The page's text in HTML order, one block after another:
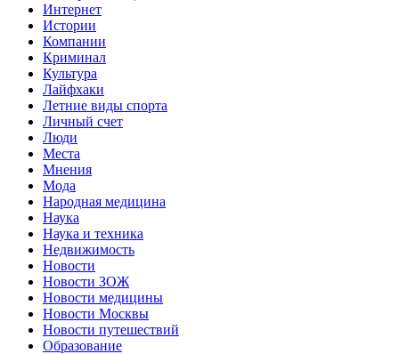
Интернет
Истории
Компании
Криминал
Культура
Лайфхаки
Летние виды спорта
Личный счет
Люди
Места
Мнения
Мода
Народная медицина
Наука
Наука и техника
Недвижимость
Новости
Новости ЗОЖ
Новости медицины
Новости Москвы
Новости путешествий
Образование